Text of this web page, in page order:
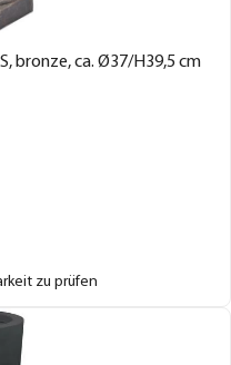
bronze, ca. Ø37/H39,5 cm
zu prüfen